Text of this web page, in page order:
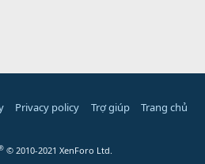
Privacy policy Trợ giúp Trang chủ
© 2010-2021 XenForo Ltd.